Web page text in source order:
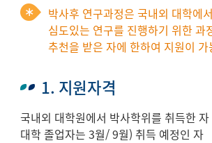
박사후 연구과정은 국내외 대학에
심도있는 연구를 진행하기 위한 과
추천을 받은 자에 한하여 지원이
1. 지원자격
국내외 대학원에서 박사학위를 취득한
대학 졸업자는 3월/ 9월) 취득 예정인 자